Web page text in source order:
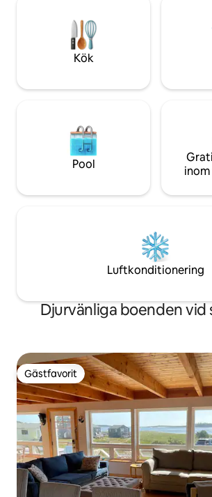
vattnet och luften vid Maines kust. Få en
gratis bastusession i Kettle Cove Sauna, i
mån av tillgång.
Kök
Pool
Luftkonditionering
Djurvänliga boenden vid
Gästfavorit
Gästfavorit